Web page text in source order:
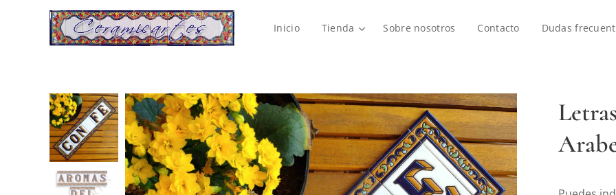
Inicio Tienda Sobre nosotros Contacto Dudas